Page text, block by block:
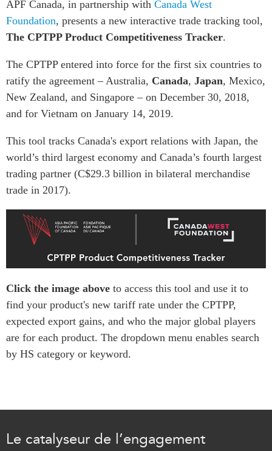
Rapports Annuels
RECHERCHE
Toutes les publications
Asie du Sud-Est
Asie du Nord
Asie du Sud
Commerce avec l’Asie
CPTPP Portal
Bourses
Auteurs
PROGRAMMES
Initiative indo-pacifique
Dialogues et tables rondes
Centre sur les minéraux
critiques du Canada et de
l’Indo-Pacifique
Enjeux émergents
En éducation
Missions commerciales
i-LEAD
Communiqués
Nos Experts
PUBLICATIONS
Dépêches
Rapports et notes de
synthèse
Explications
Études de cas
Pleins feux
NOTRE RÉSEAU DE
l’expansion du partenariat
Conférence Canada-en-
APF Canada, in partnership with Canada West
Foundation, presents a new interactive trade tracking tool,
The CPTPP Product Competitiveness Tracker.
The CPTPP entered into force for the first six countries to
ratify the agreement – Australia, Canada, Japan, Mexico,
New Zealand, and Singapore – on December 30, 2018,
and for Vietnam on January 14, 2019.
This tool tracks Canada's export relations with Japan, the
world’s third largest economy and Canada’s fourth largest
trading partner (C$29.3 billion in bilateral merchandise
trade in 2017).
Click the image above to access this tool and use it to
find your product's new tariff rate under the CPTPP,
expected export gains, and who the major global players
are for each product. The dropdown menu enables search
by HS category or keyword.
Le catalyseur de l’engagement